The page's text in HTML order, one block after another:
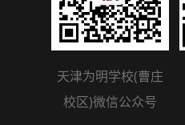
天津为明学校(曹庄
校区)微信公众号